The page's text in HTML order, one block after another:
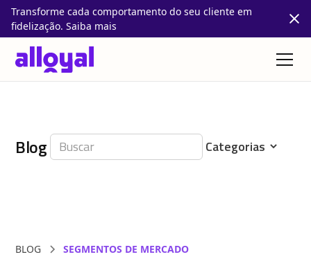
Transforme cada comportamento do seu cliente em
fidelização. Saiba mais
Blog
BLOG SEGMENTOS DE MERCADO